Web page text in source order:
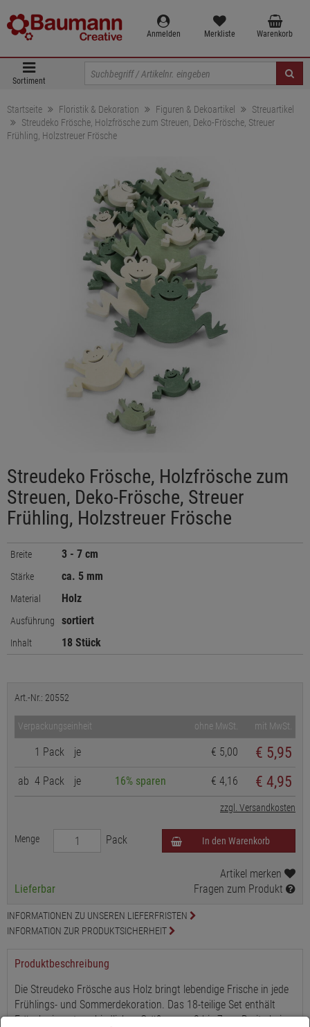
Anmelden Merkliste Warenkorb
Sortiment
Startseite Floristik & Dekoration Figuren & Dekoartikel
Streuartikel
Streudeko Frösche, Holzfrösche zum Streuen, Deko-Frösche, Streuer
Frühling, Holzstreuer Frösche
Streudeko Frösche, Holzfrösche zum
Streuen, Deko-Frösche, Streuer
Frühling, Holzstreuer Frösche
Breite 3 - 7 cm
Stärke ca. 5 mm
Material Holz
Ausführung sortiert
Inhalt 18 Stück
Art.-Nr.: 20552
Verpackungseinheit ohne MwSt. mit MwSt.
1 Pack je € 5,00 € 5,95
ab 4 Pack je 16% sparen € 4,16 € 4,95
zzgl. Versandkosten
Menge Pack In den Warenkorb
Lieferbar
Artikel merken
Fragen zum Produkt
INFORMATIONEN ZU UNSEREN LIEFERFRISTEN
INFORMATION ZUR PRODUKTSICHERHEIT
Produktbeschreibung
Die Streudeko Frösche aus Holz bringt lebendige Frische in jede
Frühlings- und Sommerdekoration. Das 18-teilige Set enthält
Frösche in unterschiedlichen Größen von 3 bis 7 cm Breite bei